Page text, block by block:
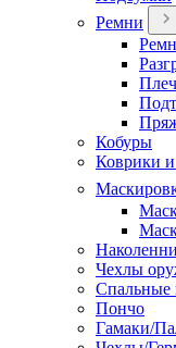
Ремни
Кобуры
Коврики
Чехлы
Спальные
Пончо
Гамаки/